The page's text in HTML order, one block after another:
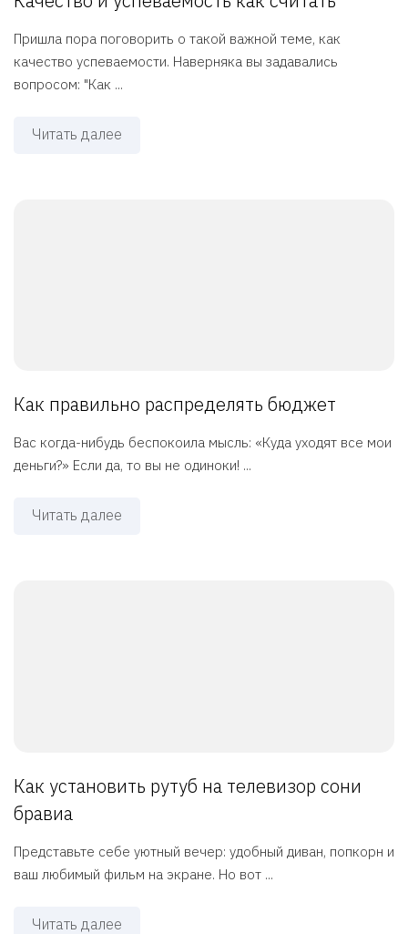
Пришла пора поговорить о такой важной теме, как
качество успеваемости. Наверняка вы задавались
вопросом: "Как ...
Читать далее
Как правильно распределять бюджет
Вас когда-нибудь беспокоила мысль: «Куда уходят все мои
деньги?» Если да, то вы не одиноки! ...
Читать далее
Как установить рутуб на телевизор сони
бравиа
Представьте себе уютный вечер: удобный диван, попкорн и
ваш любимый фильм на экране. Но вот ...
Читать далее